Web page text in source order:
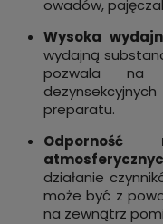
owadów,
Wysoka
wydajną
pozwala na
preparatu.
Odporność
działanie
może być z
na zewnątrz